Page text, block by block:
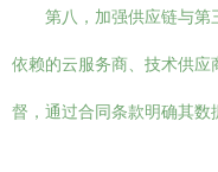
第八，加强供应链与第
依赖的云服务商、技术供应
督，通过合同条款明确其数